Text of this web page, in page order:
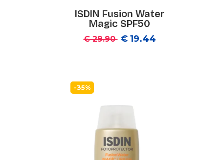
ISDIN Fusion Water
Magic SPF50
€ 29.90 € 19.44
-35%